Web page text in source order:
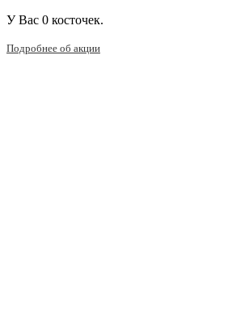
У Вас 0 косточек.
Подробнее об акции